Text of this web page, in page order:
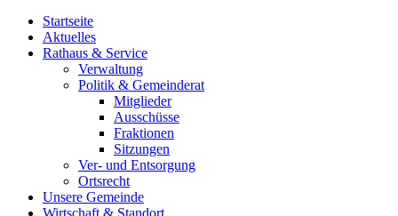
Startseite
Aktuelles
Rathaus & Service
Verwaltung
Politik & Gemeinderat
Mitglieder
Ausschüsse
Fraktionen
Sitzungen
Ver- und Entsorgung
Ortsrecht
Unsere Gemeinde
Wirtschaft & Standort